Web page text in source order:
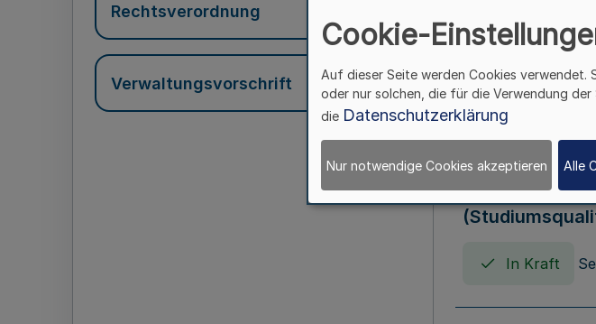
Rechtsverordnung
Verwaltungsvorschrift
Verordnung
Todesfällen
In Kraft
Verordnung
In Kraft
Cookie-
Auf dieser Seite werden Cookies verwendet.
oder nur solchen, die für die Verwendung
die Datenschutzerklärung
Nur notwendige Cookies akzeptieren Alle